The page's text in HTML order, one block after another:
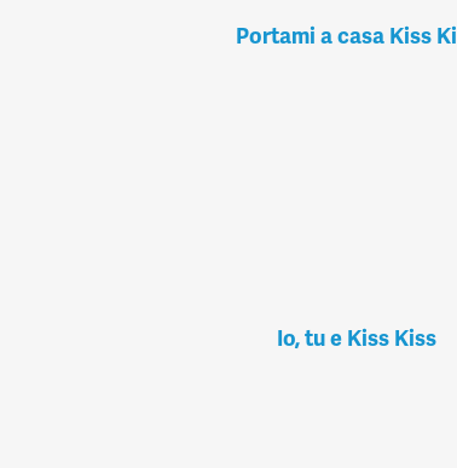
Portami a casa Kiss
Io, tu e Kiss Kiss